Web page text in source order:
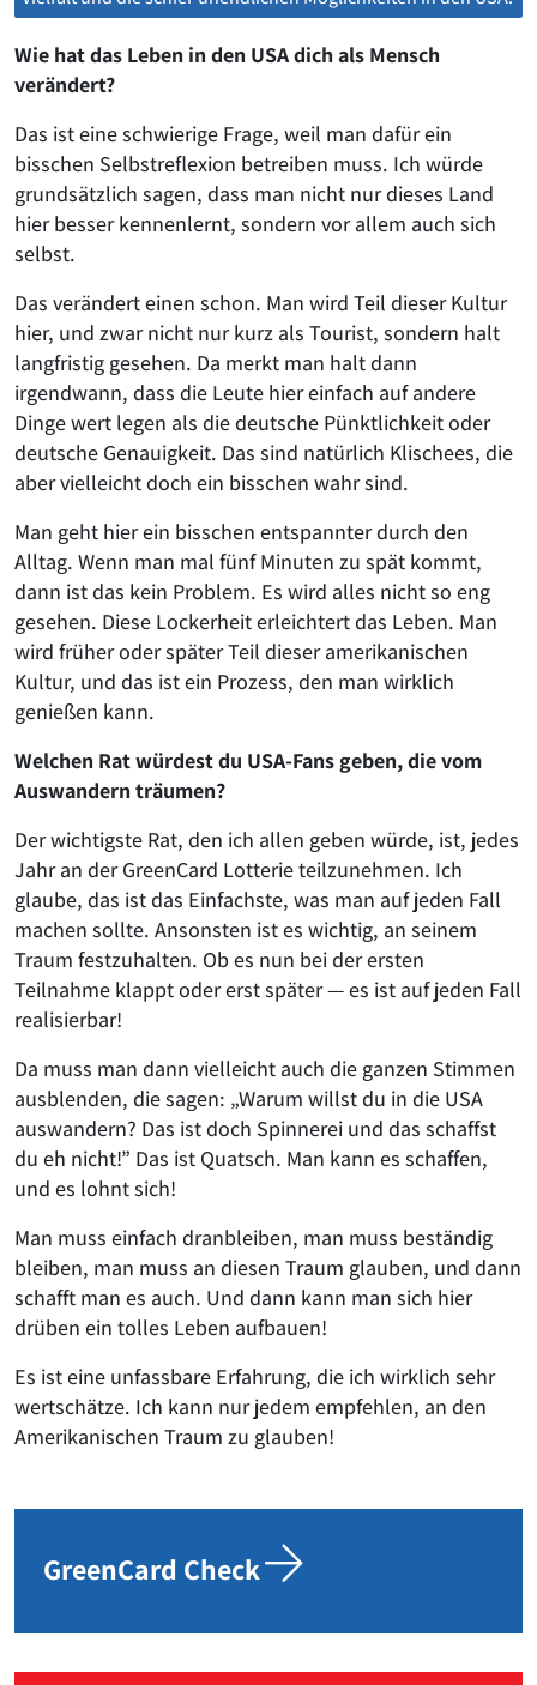
Wie hat das Leben in den USA dich als Mensch
verändert?
Das ist eine schwierige Frage, weil man dafür ein
bisschen Selbstreflexion betreiben muss. Ich würde
grundsätzlich sagen, dass man nicht nur dieses Land
hier besser kennenlernt, sondern vor allem auch sich
selbst.
Das verändert einen schon. Man wird Teil dieser Kultur
hier, und zwar nicht nur kurz als Tourist, sondern halt
langfristig gesehen. Da merkt man halt dann
irgendwann, dass die Leute hier einfach auf andere
Dinge wert legen als die deutsche Pünktlichkeit oder
deutsche Genauigkeit. Das sind natürlich Klischees, die
aber vielleicht doch ein bisschen wahr sind.
Man geht hier ein bisschen entspannter durch den
Alltag. Wenn man mal fünf Minuten zu spät kommt,
dann ist das kein Problem. Es wird alles nicht so eng
gesehen. Diese Lockerheit erleichtert das Leben. Man
wird früher oder später Teil dieser amerikanischen
Kultur, und das ist ein Prozess, den man wirklich
genießen kann.
Welchen Rat würdest du USA-Fans geben, die vom
Auswandern träumen?
Der wichtigste Rat, den ich allen geben würde, ist, jedes
Jahr an der GreenCard Lotterie teilzunehmen. Ich
glaube, das ist das Einfachste, was man auf jeden Fall
machen sollte. Ansonsten ist es wichtig, an seinem
Traum festzuhalten. Ob es nun bei der ersten
Teilnahme klappt oder erst später — es ist auf jeden Fall
realisierbar!
Da muss man dann vielleicht auch die ganzen Stimmen
ausblenden, die sagen: „Warum willst du in die USA
auswandern? Das ist doch Spinnerei und das schaffst
du eh nicht!” Das ist Quatsch. Man kann es schaffen,
und es lohnt sich!
Man muss einfach dranbleiben, man muss beständig
bleiben, man muss an diesen Traum glauben, und dann
schafft man es auch. Und dann kann man sich hier
drüben ein tolles Leben aufbauen!
Es ist eine unfassbare Erfahrung, die ich wirklich sehr
wertschätze. Ich kann nur jedem empfehlen, an den
Amerikanischen Traum zu glauben!
GreenCard Check